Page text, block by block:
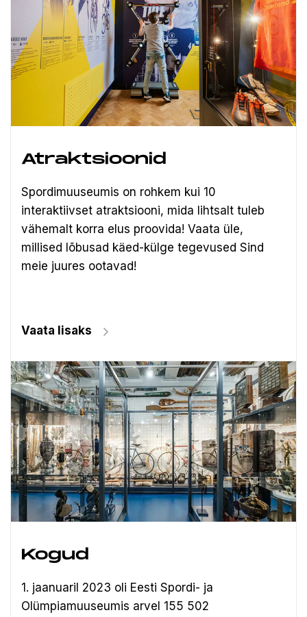
Atraktsioonid
Spordimuuseumis on rohkem kui 10
interaktiivset atraktsiooni, mida lihtsalt tuleb
vähemalt korra elus proovida! Vaata üle,
millised lõbusad käed-külge tegevused Sind
meie juures ootavad!
Vaata lisaks
Kogud
1. jaanuaril 2023 oli Eesti Spordi- ja
Olümpiamuuseumis arvel 155 502